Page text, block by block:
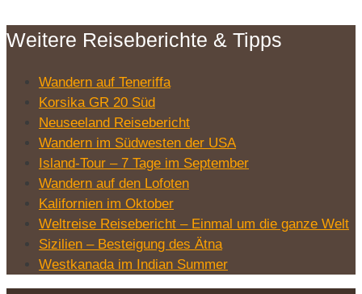
Weitere Reiseberichte & Tipps
Wandern auf Teneriffa
Korsika GR 20 Süd
Neuseeland Reisebericht
Wandern im Südwesten der USA
Island-Tour – 7 Tage im September
Wandern auf den Lofoten
Kalifornien im Oktober
Weltreise Reisebericht – Einmal um die ganze Welt
Sizilien – Besteigung des Ätna
Westkanada im Indian Summer